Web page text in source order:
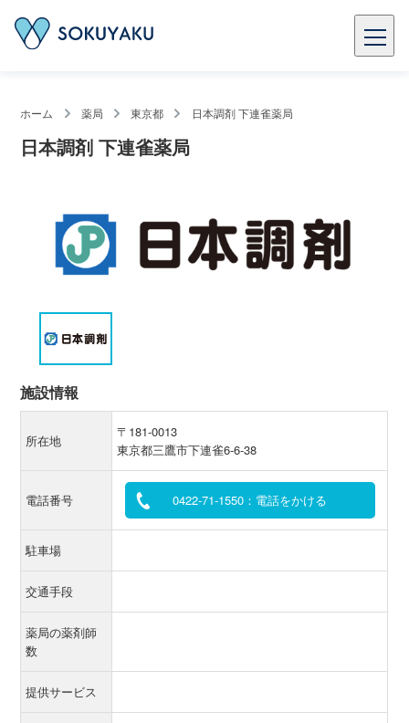
ホーム 薬局 東京都 日本調剤 下連雀薬局
日本調剤 下連雀薬局
施設情報
所在地
〒181-0013
東京都三鷹市下連雀6-6-38
電話番号 0422-71-1550：電話をかける
駐車場
交通手段
薬局の薬剤師
数
提供サービス